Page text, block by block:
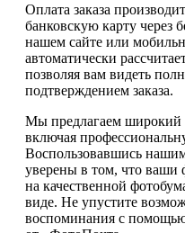
Оплата заказа
банковскую карту через
нашем сайте или
автоматически
позволяя вам видеть
подтверждением заказа.
Мы предлагаем широкий
включая
Воспользовавшись
уверены в том, что ваши
на качественной
виде. Не упустите
воспоминания с